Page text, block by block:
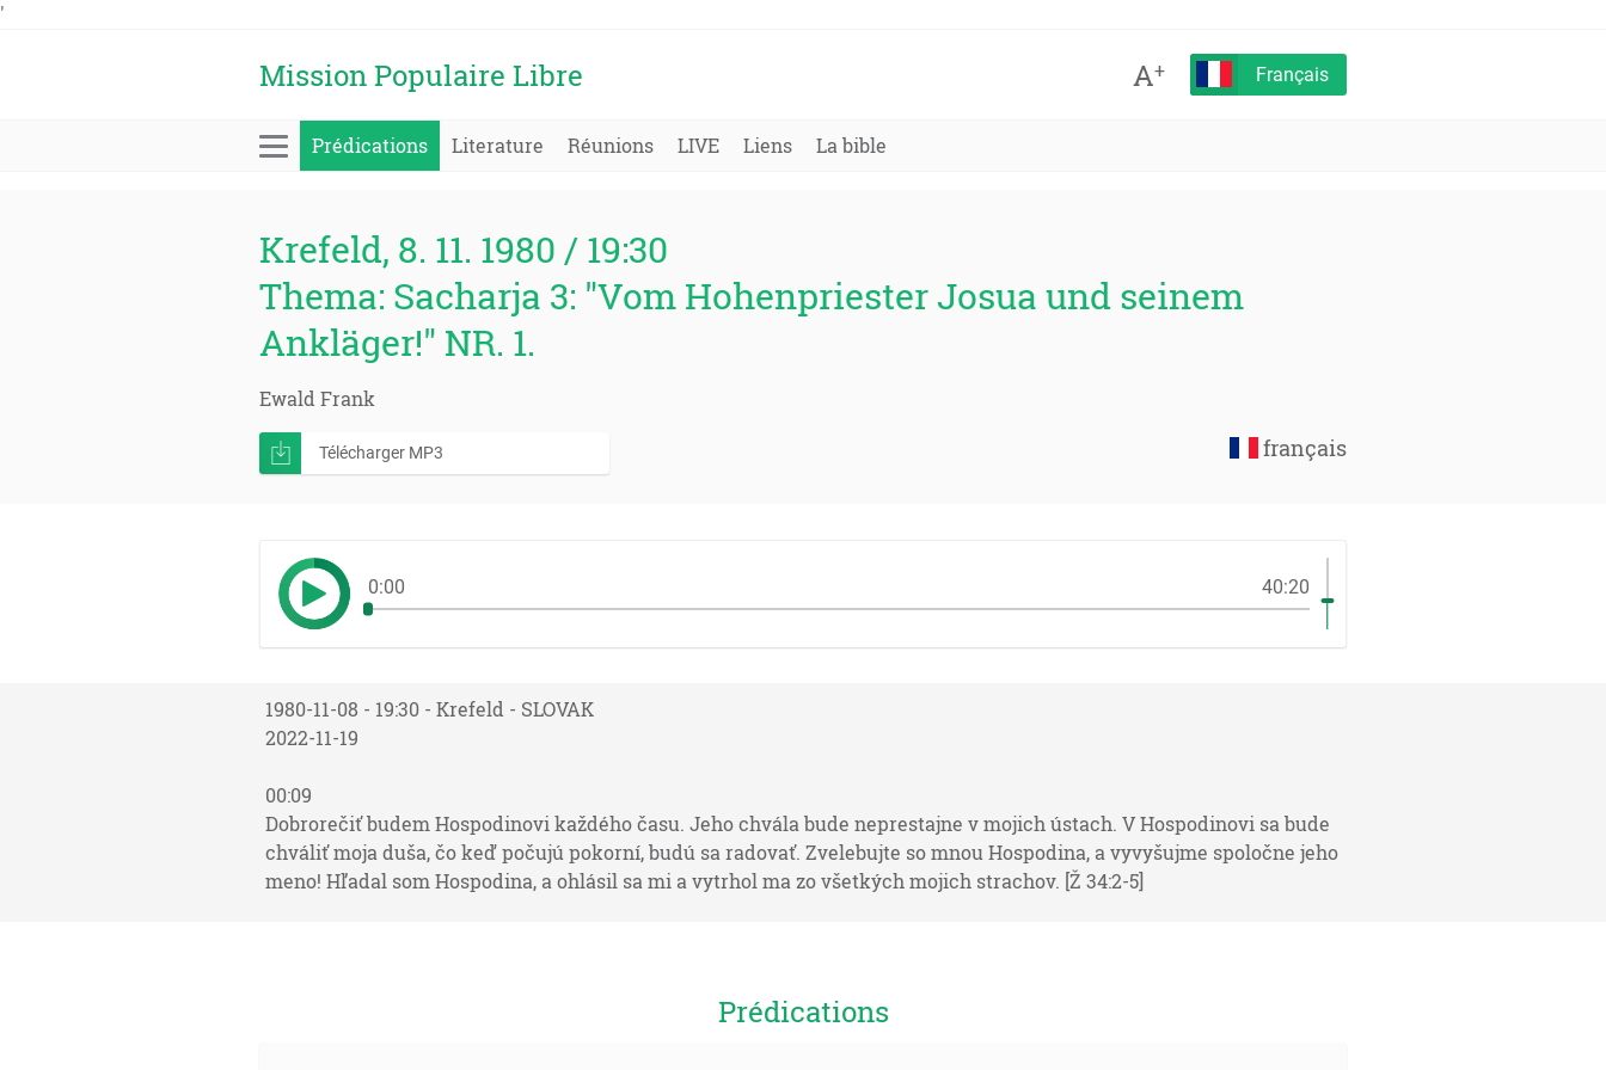
'
Mission Populaire Libre A+ Français
Prédications Literature Réunions LIVE Liens La bible
Krefeld, 8. 11. 1980 / 19:30
Thema: Sacharja 3: "Vom Hohenpriester Josua und seinem
Ankläger!" NR. 1.
Ewald Frank
français
Télécharger MP3
0:00 40:20
1980-11-08 - 19:30 - Krefeld - SLOVAK
2022-11-19
00:09
Dobrorečiť budem Hospodinovi každého času. Jeho chvála bude neprestajne v mojich ústach. V Hospodinovi sa bude
chváliť moja duša, čo keď počujú pokorní, budú sa radovať. Zvelebujte so mnou Hospodina, a vyvyšujme spoločne jeho
meno! Hľadal som Hospodina, a ohlásil sa mi a vytrhol ma zo všetkých mojich strachov. [Ž 34:2-5]
Prédications